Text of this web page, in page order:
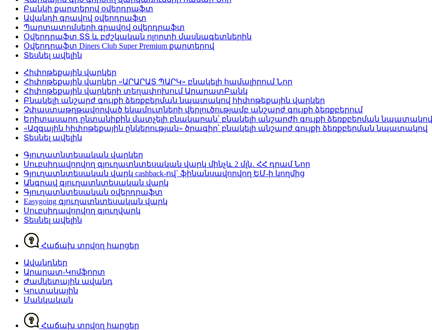
Բանկի քարտերով օվերդրաֆտ
Ավանդի գրավով օվերդրաֆտ
Պարտատոմսերի գրավով օվերդրաֆտ
Օվերդրաֆտ ՏՏ և բժշկական ոլորտի մասնագետներին
Օվերդրաֆտ Diners Club Super Premium քարտերով
Տեսնել ավելին
Հիփոթեքային վարկեր
Հիփոթեքային վարկեր «ԱՐԱՐԱՏ ՊԱՐԿ» բնակելի համալիրումՆոր
Հիփոթեքային վարկերի տեղափոխում ԱրարատԲանկ
Բնակելի անշարժ գույքի ձեռքբերման նպատակով հիփոթեքային վարկեր
Չփաստաթղթավորված եկամուտների վերլուծությամբ անշարժ գույքի ձեռքբերում
Երիտասարդ ընտանիքին մատչելի բնակարան՝ բնակելի անշարժի գույքի ձեռքբերման նպատակով
«Ազգային հիփոթեքային ընկերության» ծրագիր՝ բնակելի անշարժ գույքի ձեռքբերման նպատակով
Տեսնել ավելին
Գյուղատնտեսական վարկեր
Սուբսիդավորվող գյուղատնտեսական վարկ մինչև 2 մլն․ ՀՀ դրամՆոր
Գյուղատնտեսական վարկ cashback-ով` ֆինանսավորվող ԵՄ-ի կողմից
Անգրավ գյուղատնտեսական վարկ
Գյուղատնտեսական օվերդրաֆտ
Easygoing գյուղատնտեսական վարկ
Սուբսիդավորվող գյուղվարկ
Տեսնել ավելին
Հաճախ տրվող հարցեր
Ավանդներ
Արարատ-Կոմֆորտ
Ժամկետային ավանդ
Կուտակային
Մանկական
Հաճախ տրվող հարցեր